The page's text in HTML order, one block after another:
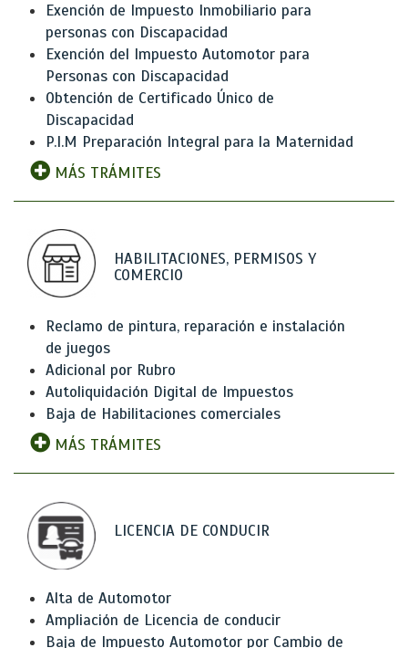
Exención de Impuesto Inmobiliario para
personas con Discapacidad
Exención del Impuesto Automotor para
Personas con Discapacidad
Obtención de Certificado Único de
Discapacidad
P.I.M Preparación Integral para la Maternidad
MÁS TRÁMITES
HABILITACIONES, PERMISOS Y
COMERCIO
Reclamo de pintura, reparación e instalación
de juegos
Adicional por Rubro
Autoliquidación Digital de Impuestos
Baja de Habilitaciones comerciales
MÁS TRÁMITES
LICENCIA DE CONDUCIR
Alta de Automotor
Ampliación de Licencia de conducir
Baja de Impuesto Automotor por Cambio de